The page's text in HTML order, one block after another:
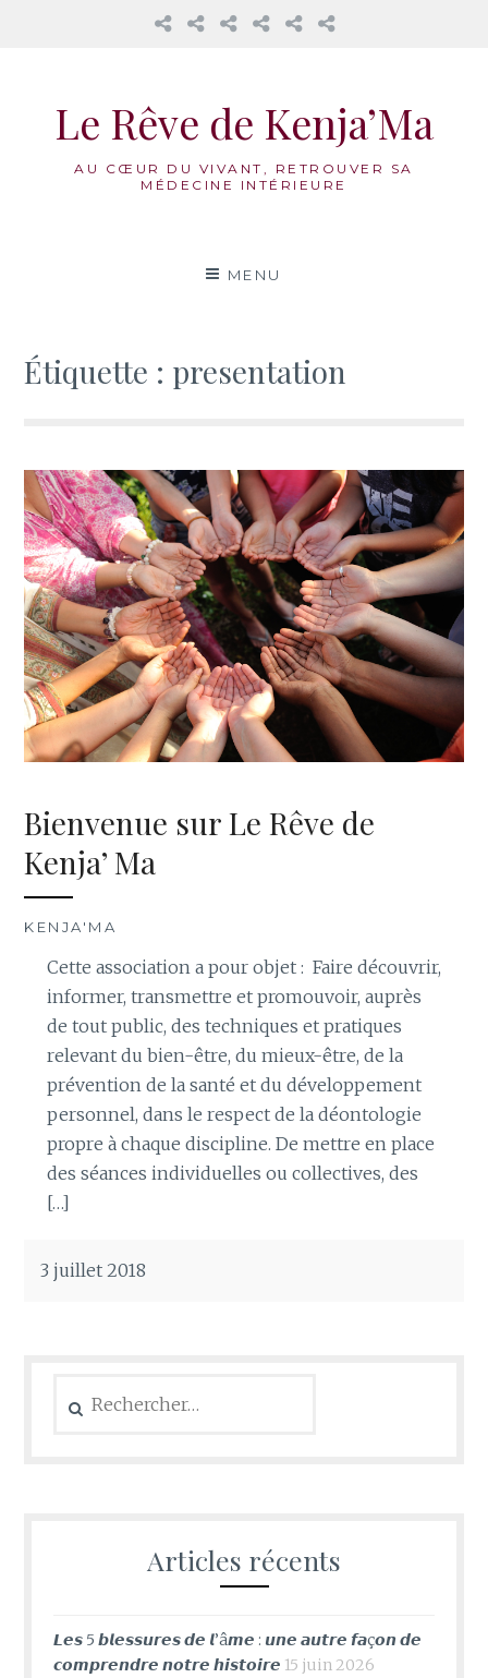
𝔸𝕦
𝕃𝕦𝕟𝕖𝕤
Mama
La Honorer
NosRéflexions
contenuLe Rêve de Kenja’Ma
AU CŒUR DU VIVANT, RETROUVER SA
MÉDECINE INTÉRIEURE
MENU
Étiquette : presentation
Bienvenue sur Le Rêve de
Kenja’ Ma
KENJA'MA
Cette association a pour objet : Faire découvrir,
informer, transmettre et promouvoir, auprès
de tout public, des techniques et pratiques
relevant du bien-être, du mieux-être, de la
prévention de la santé et du développement
personnel, dans le respect de la déontologie
propre à chaque discipline. De mettre en place
des séances individuelles ou collectives, des
[…]
3 juillet 2018
Articles récents
𝙇𝙚𝙨 5 𝙗𝙡𝙚𝙨𝙨𝙪𝙧𝙚𝙨 𝙙𝙚 𝙡’â𝙢𝙚 : 𝙪𝙣𝙚 𝙖𝙪𝙩𝙧𝙚 𝙛𝙖ç𝙤𝙣 𝙙𝙚
𝙘𝙤𝙢𝙥𝙧𝙚𝙣𝙙𝙧𝙚 𝙣𝙤𝙩𝙧𝙚 𝙝𝙞𝙨𝙩𝙤𝙞𝙧𝙚 15 juin 2026